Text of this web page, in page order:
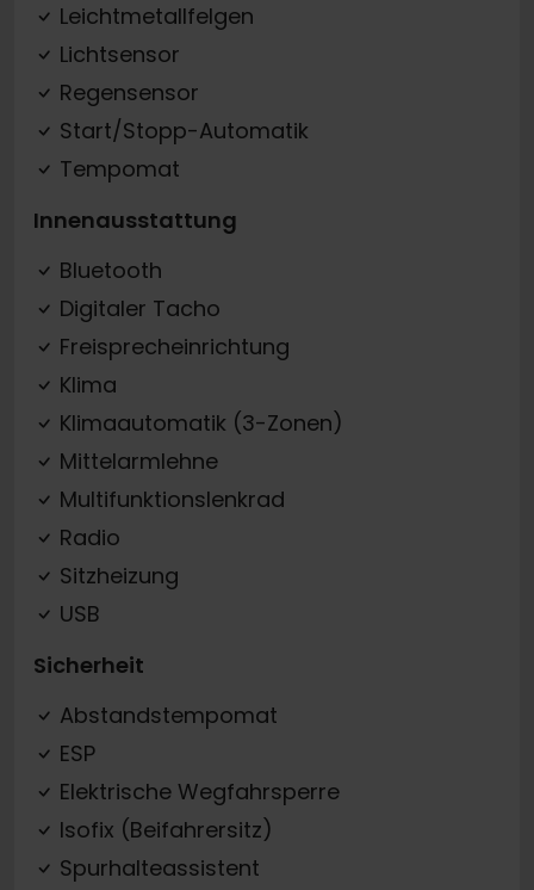
Leichtmetallfelgen
Lichtsensor
Regensensor
Start/Stopp-Automatik
Tempomat
Innenausstattung
Bluetooth
Digitaler Tacho
Freisprecheinrichtung
Klima
Klimaautomatik (3-Zonen)
Mittelarmlehne
Multifunktionslenkrad
Radio
Sitzheizung
USB
Sicherheit
Abstandstempomat
ESP
Elektrische Wegfahrsperre
Isofix (Beifahrersitz)
Spurhalteassistent